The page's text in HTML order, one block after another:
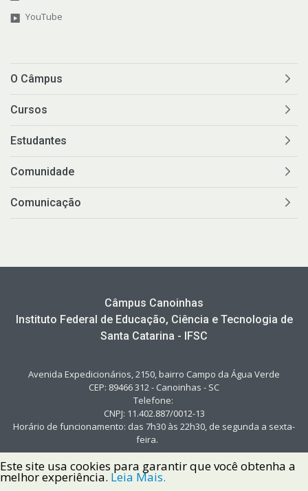
YouTube
O Câmpus
Cursos
Estudantes
Comunidade
Comunicação
Câmpus Canoinhas
Instituto Federal de Educação, Ciência e Tecnologia de
Santa Catarina - IFSC
Avenida Expedicionários, 2150, bairro Campo da Água Verde
CEP: 89466 312 - Canoinhas - SC
Telefone:
CNPJ: 11.402.887/0012-13
Horário de funcionamento: das 7h30 às 22h30, de segunda a sexta-
feira.
Este site usa cookies para garantir que você obtenha a
melhor experiência. Leia Mais.